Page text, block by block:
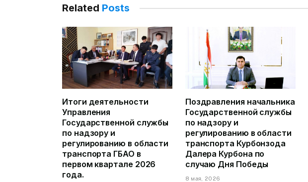
Related Posts
Итоги деятельности
Управления
Государственной службы
по надзору и
регулированию в области
транспорта ГБАО в
первом квартале 2026
года.
Поздравления начальника
Государственной службы
по надзору и
регулированию в области
транспорта Курбонзода
Далера Курбона по
случаю Дня Победы
8 мая, 2026